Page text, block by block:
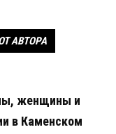
АВТОРА
женщины и
в Каменском